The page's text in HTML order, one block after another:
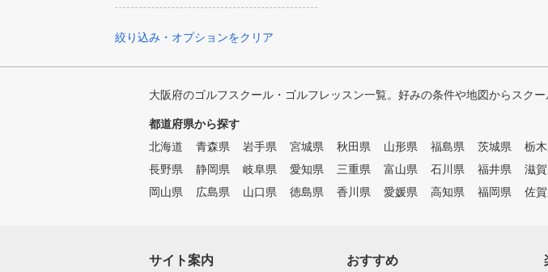
絞り込み・オプションをクリア
大阪府のゴルフスクール・ゴルフレッスン一覧。好みの条件や地図からスク
都道府県から探す
北海道
青森県 岩手県 宮城県 秋田県 山形県 福島県 茨城県 栃
長野県
静岡県 岐阜県 愛知県 三重県 富山県 石川県 福井県 滋
岡山県
広島県 山口県 徳島県 香川県 愛媛県 高知県 福岡県 佐
サイト案内 おすすめ